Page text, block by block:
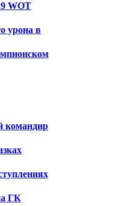
WOT
урона в
командир
ГК